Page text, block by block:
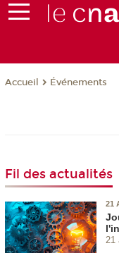
Accueil Événements
Fil des actualités
21
21